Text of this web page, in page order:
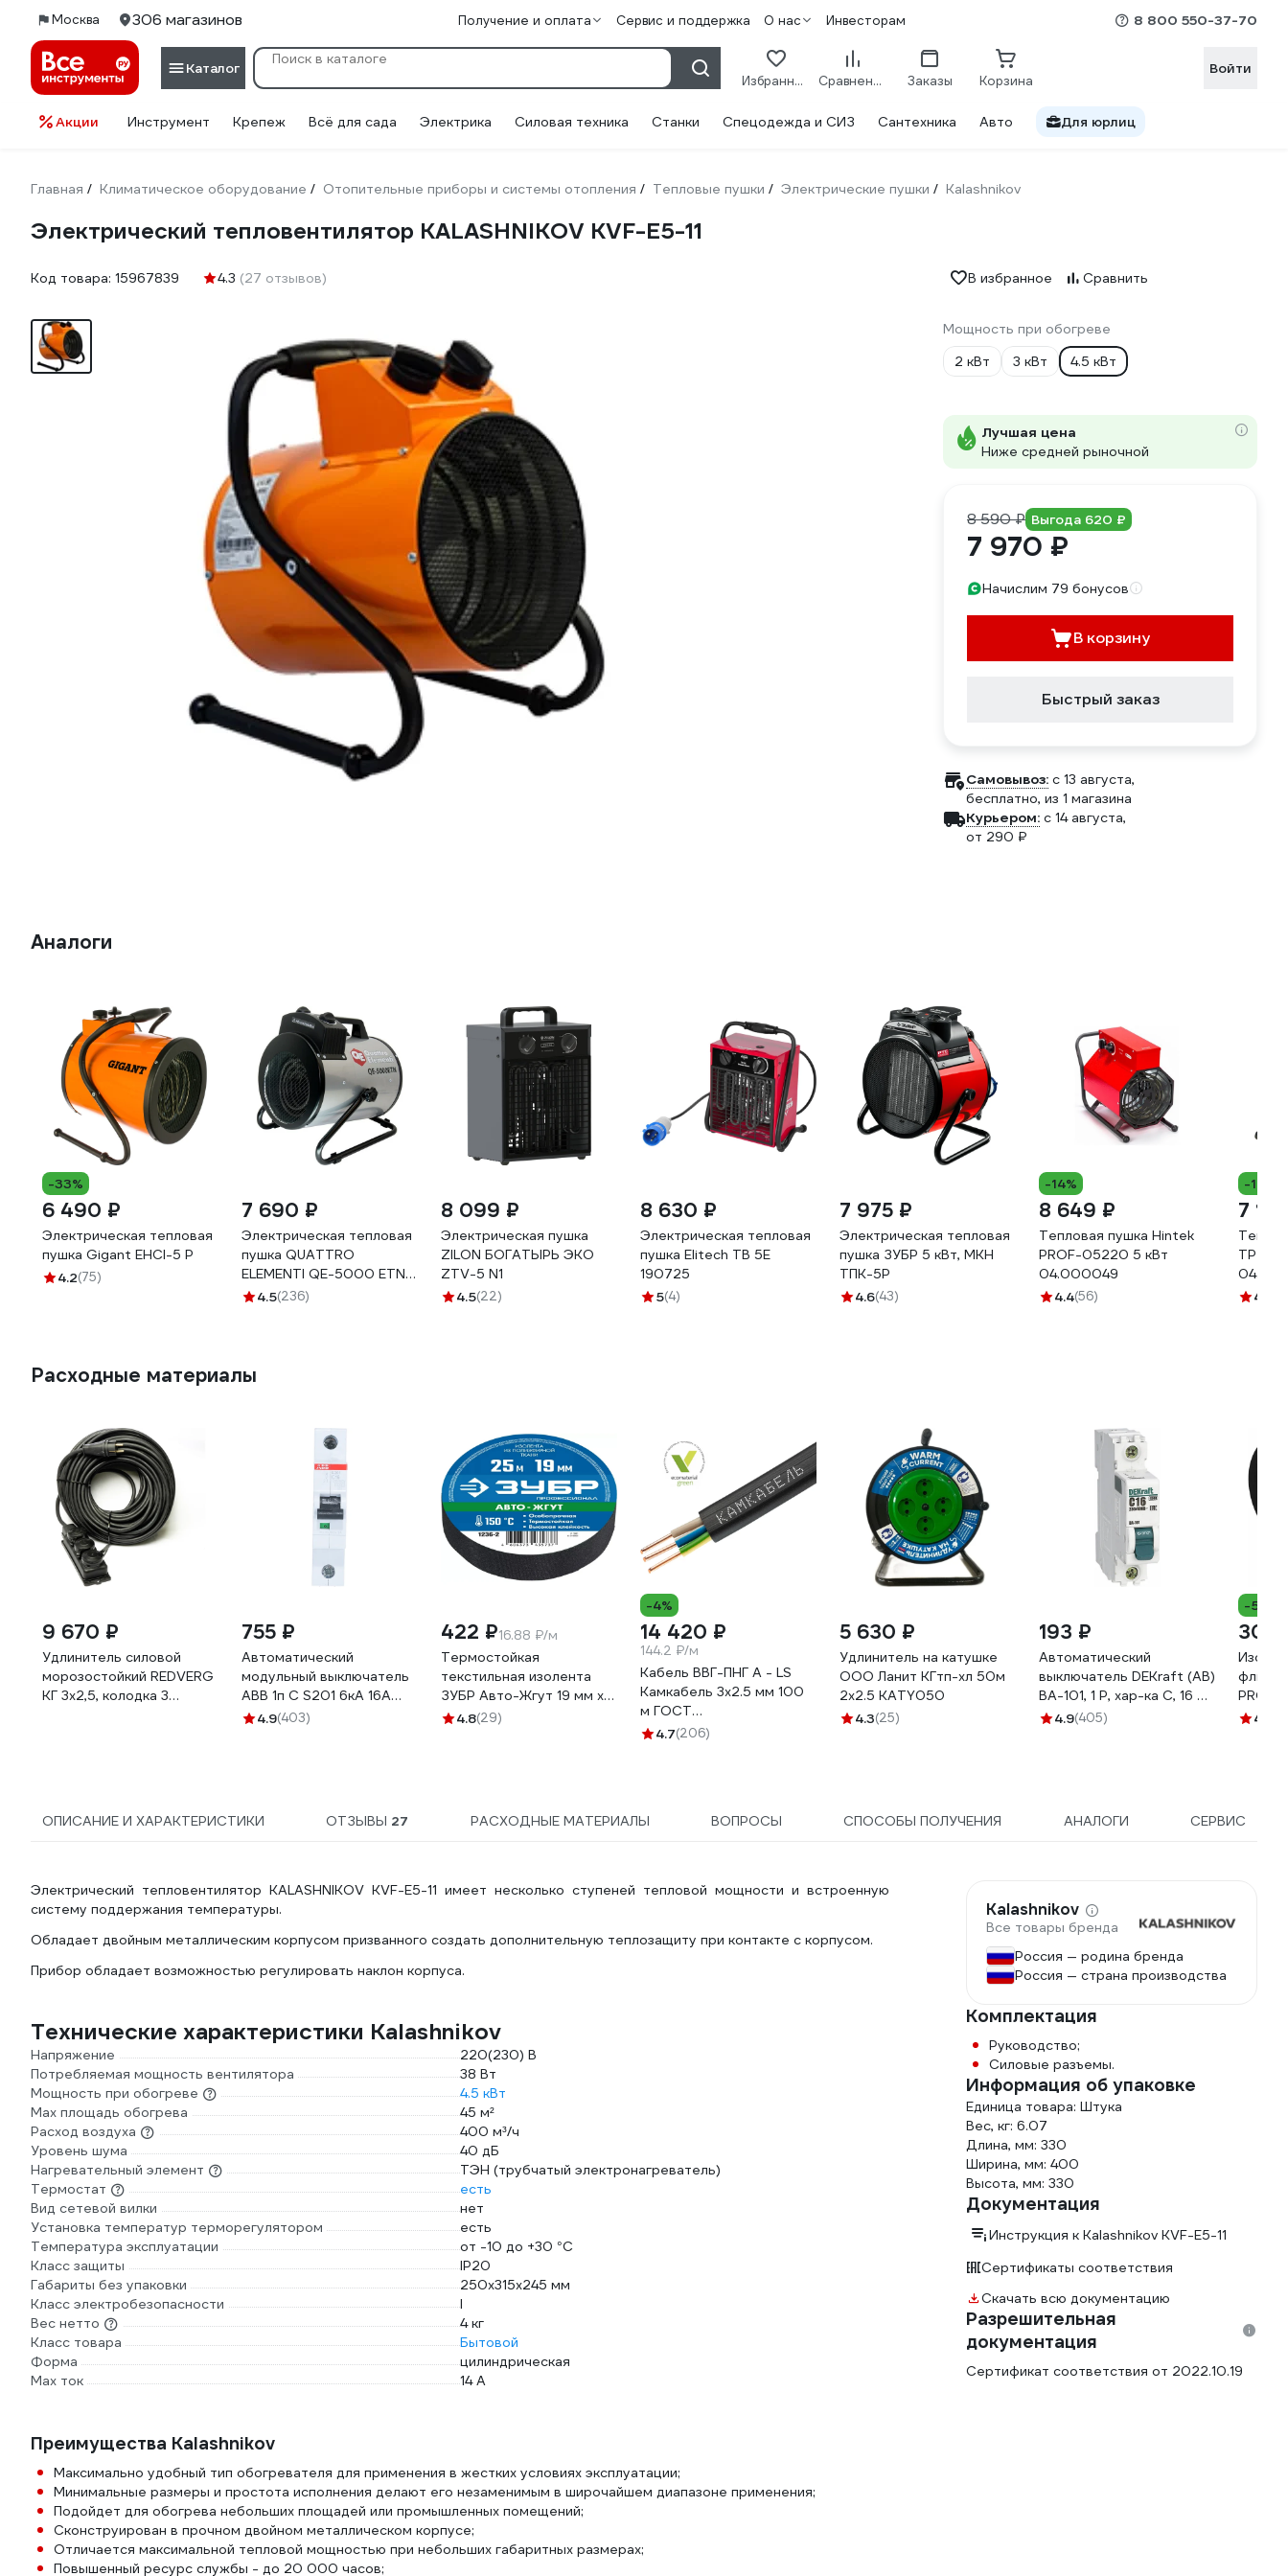
Москва 306 магазинов Получение и оплата Сервис и поддержка О нас Инвесторам 8 800 550-37-70
Каталог
Избранное Сравнение Заказы Корзина
Войти
Акции Инструмент Крепеж Всё для сада Электрика Силовая техника Станки Спецодежда и СИЗ Сантехника Авто Для юрлиц
Главная / Климатическое оборудование / Отопительные приборы и системы отопления / Тепловые пушки / Электрические пушки / Kalashnikov
Электрический тепловентилятор KALASHNIKOV KVF-E5-11
Код товара: 15967839 4.3 (27 отзывов) В избранное Сравнить
Мощность при обогреве
2 кВт
3 кВт 4.5 кВт
Лучшая цена
Ниже средней рыночной
8 590 ₽ Выгода 620 ₽
7 970 ₽
Начислим 79 бонусов
В корзину
Быстрый заказ
Самовывоз: c 13 августа,
бесплатно, из 1 магазина
Курьером: c 14 августа,
от 290 ₽
Аналоги
-33%
6 490 ₽
Электрическая тепловая
пушка Gigant EHCI-5 P
4.2(75)
7 690 ₽
Электрическая тепловая
пушка QUATTRO
ELEMENTI QE-5000 ETN
649-264
4.5(236)
8 099 ₽
Электрическая пушка
ZILON БОГАТЫРЬ ЭКО
ZTV-5 N1
4.5(22)
8 630 ₽
Электрическая тепловая
пушка Elitech ТВ 5Е
190725
5(4)
7 975 ₽
Электрическая тепловая
пушка ЗУБР 5 кВт, МКН
ТПК-5Р
4.6(43)
-14%
8 649 ₽
Тепловая пушка Hintek
PROF-05220 5 кВт
04.000049
4.4(56)
-14%
7
TP-
4.6
Расходные материалы
9 670 ₽
Удлинитель силовой
морозостойкий REDVERG
КГ 3x2,5, колодка 3
755 ₽
Автоматический
модульный выключатель
ABB 1п C S201 6кА 16А
2CDS251001R0164
4.9(403)
422 ₽16.88 ₽/м
Термостойкая
текстильная изолента
ЗУБР Авто-Жгут 19 мм х
25 м 1236-2
4.8(29)
-4%
14 420 ₽
144.2 ₽/м
Кабель ВВГ-ПНГ А - LS
Камкабель 3x2.5 мм 100
м ГОСТ
1157К30HG00070А0100М
4.7(206)
5 630 ₽
Удлинитель на катушке
ООО Ланит КГтп-хл 50м
2x2.5 KATY050
4.3(25)
193 ₽
Автоматический
выключатель DEKraft (АВ)
ВА-101, 1 Р, хар-ка C, 16 А,
4.5 кА 11054DEK
4.9(405)
-5%
301
флиса
0,3 мм,
4.6
ОПИСАНИЕ И ХАРАКТЕРИСТИКИ ОТЗЫВЫ 27 РАСХОДНЫЕ МАТЕРИАЛЫ ВОПРОСЫ СПОСОБЫ ПОЛУЧЕНИЯ АНАЛОГИ СЕРВИС
Электрический тепловентилятор KALASHNIKOV KVF-E5-11 имеет несколько ступеней тепловой мощности и встроенную
систему поддержания температуры.
Обладает двойным металлическим корпусом призванного создать дополнительную теплозащиту при контакте с корпусом.
Прибор обладает возможностью регулировать наклон корпуса.
Технические характеристики Kalashnikov
Напряжение
220(230) В
Потребляемая мощность вентилятора
38 Вт
Мощность при обогреве
4.5 кВт
Max площадь обогрева
45 м²
Расход воздуха
400 м³/ч
Уровень шума
40 дБ
Нагревательный элемент
ТЭН (трубчатый электронагреватель)
Термостат
есть
Вид сетевой вилки
нет
Установка температур терморегулятором
есть
Температура эксплуатации
от -10 до +30 °С
Класс защиты
IP20
Габариты без упаковки
250х315х245 мм
Класс электробезопасности
I
Вес нетто
4 кг
Класс товара
Бытовой
Форма
цилиндрическая
Max ток
14 А
Преимущества Kalashnikov
Максимально удобный тип обогревателя для применения в жестких условиях эксплуатации;
Минимальные размеры и простота исполнения делают его незаменимым в широчайшем диапазоне применения;
Подойдет для обогрева небольших площадей или промышленных помещений;
Сконструирован в прочном двойном металлическом корпусе;
Отличается максимальной тепловой мощностью при небольших габаритных размерах;
Повышенный ресурс службы - до 20 000 часов;
Kalashnikov
Все товары бренда
Россия — родина бренда
Россия — страна производства
Комплектация
Руководство;
Силовые разъемы.
Информация об упаковке
Единица товара: Штука
Вес, кг: 6.07
Длина, мм: 330
Ширина, мм: 400
Высота, мм: 330
Документация
Инструкция к Kalashnikov KVF-E5-11
Сертификаты соответствия
Скачать всю документацию
Разрешительная
документация
Сертификат соответствия от 2022.10.19